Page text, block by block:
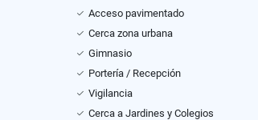
Acceso pavimentado
Cerca zona urbana
Gimnasio
Portería / Recepción
Vigilancia
Cerca a Jardines y Colegios